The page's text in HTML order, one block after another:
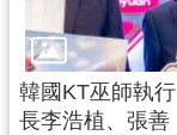
韓國KT巫師執行
長李浩植、張善